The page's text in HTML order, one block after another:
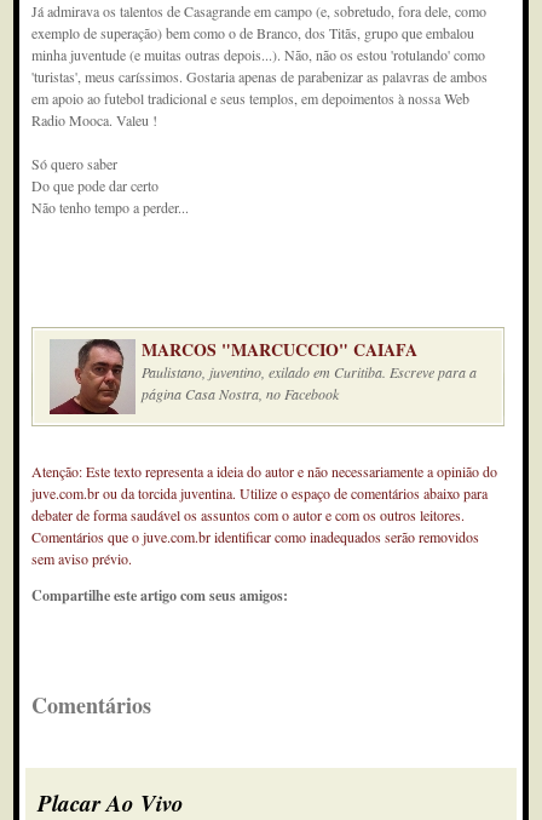
Já admirava os talentos de Casagrande em campo (e, sobretudo, fora dele, como
exemplo de superação) bem como o de Branco, dos Titãs, grupo que embalou
minha juventude (e muitas outras depois...). Não, não os estou 'rotulando' como
'turistas', meus caríssimos. Gostaria apenas de parabenizar as palavras de ambos
em apoio ao futebol tradicional e seus templos, em depoimentos à nossa Web
Radio Mooca. Valeu !
Só quero saber
Do que pode dar certo
Não tenho tempo a perder...
MARCOS "MARCUCCIO" CAIAFA
Paulistano, juventino, exilado em Curitiba. Escreve para a
página Casa Nostra, no Facebook
Atenção: Este texto representa a ideia do autor e não necessariamente a opinião do
juve.com.br ou da torcida juventina. Utilize o espaço de comentários abaixo para
debater de forma saudável os assuntos com o autor e com os outros leitores.
Comentários que o juve.com.br identificar como inadequados serão removidos
sem aviso prévio.
Compartilhe este artigo com seus amigos:
Comentários
Placar Ao Vivo